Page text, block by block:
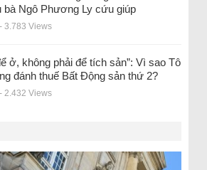
bà Ngô Phương Ly cứu giúp
- 3.783 Views
ở, không phải để tích sản”: Vì sao Tô
đánh thuế Bất Động sản thứ 2?
- 2.432 Views